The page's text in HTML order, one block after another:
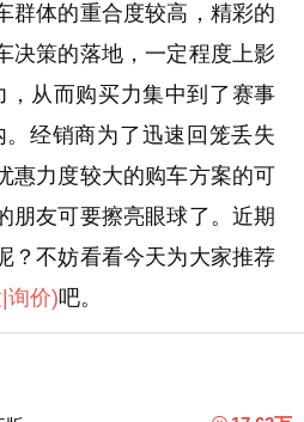
群体的重合度较高，精彩的
决策的落地，一定程度上影
从而购买力集中到了赛事
经销商为了迅速回笼丢失
惠力度较大的购车方案的可
朋友可要擦亮眼球了。近期
？不妨看看今天为大家推荐
|询价)吧。